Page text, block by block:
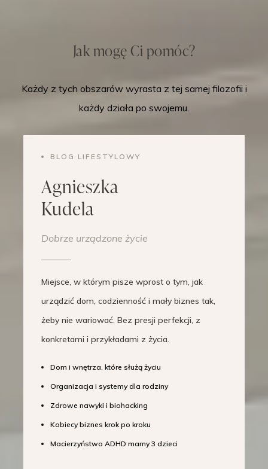
Jak mogę Ci pomóc?
Każdy z tych obszarów wyrasta z tej samej filozofii i
każdy działa po swojemu.
BLOG LIFESTYLOWY
Agnieszka
Kudela
Dobrze urządzone życie
Miejsce, w którym pisze wprost o tym, jak
urządzić dom, codzienność i mały biznes tak,
żeby nie wariować. Bez presji perfekcji, z
konkretami i przykładami z życia.
Dom i wnętrza, które służą życiu
Organizacja i systemy dla rodziny
Zdrowe nawyki i biohacking
Kobiecy biznes krok po kroku
Macierzyństwo ADHD mamy 3 dzieci